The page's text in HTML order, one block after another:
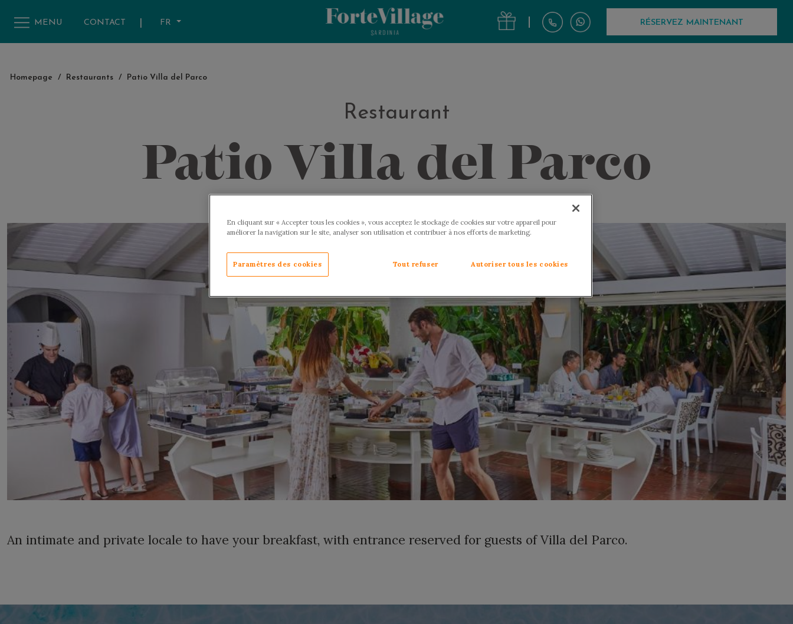
MENU CONTACT | FR | RÉSERVEZ MAINTENANT
Homepage / Restaurants / Patio Villa del Parco
Restaurant
Patio Villa del Parco
An intimate and private locale to have your breakfast, with entrance reserved for guests of Villa del Parco.
En cliquant sur « Accepter tous les cookies », vous acceptez le stockage de cookies sur votre appareil pour
améliorer la navigation sur le site, analyser son utilisation et contribuer à nos efforts de marketing.
Tout refuser Autoriser tous les cookies
Paramètres des cookies